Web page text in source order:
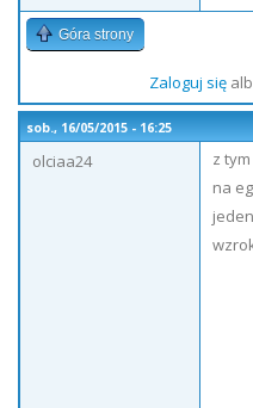
Góra strony
Zaloguj się
sob., 16/05/2015 - 16:25
olciaa24
z
na